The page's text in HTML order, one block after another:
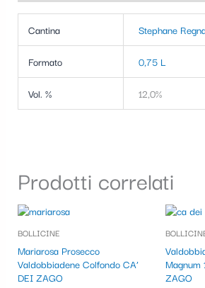
Cantina Stephane
Formato 0,75 L
Vol. % 12,0%
Prodotti correlati
BOLLICINE
Mariarosa Prosecco
Valdobbiadene Colfondo CA’
DEI ZAGO
Magnum
ZAGO